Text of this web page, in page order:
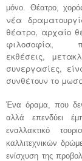
μόνο. Θέατρο,
νέα
θέατρο, αρχαίο
φιλοσοφία,
εκθέσεις,
συνεργασίες,
συνθέτουν το
Ένα όραμα, που δεν
αλλά επενδύει
εναλλακτικό
καλλιτεχνικών
ενίσχυση της